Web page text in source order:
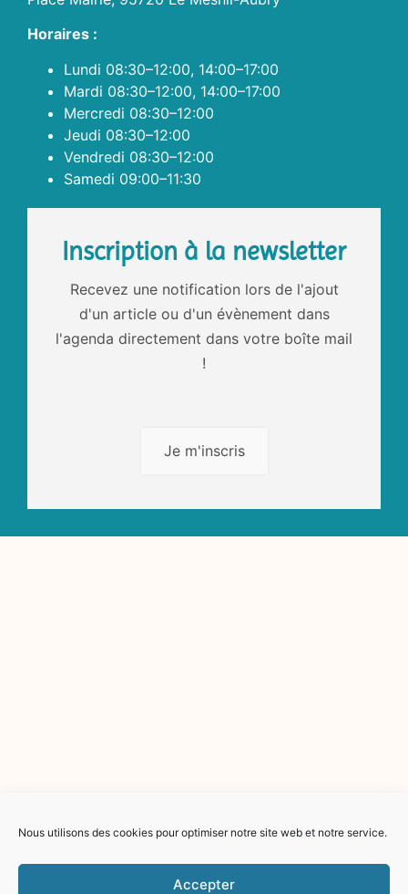
Nous utilisons des cookies pour optimiser notre site web et notre service.
Accepter
Horaires :
Lundi 08:30–12:00, 14:00–17:00
Mardi 08:30–12:00, 14:00–17:00
Mercredi 08:30–12:00
Jeudi 08:30–12:00
Vendredi 08:30–12:00
Samedi 09:00–11:30
Inscription à la newsletter
Recevez une notification lors de l'ajout
d'un article ou d'un évènement dans
l'agenda directement dans votre boîte mail
!
Je m'inscris